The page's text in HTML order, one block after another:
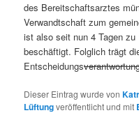
des Bereitschaftsarztes
Verwandtschaft zum
ist also seit nun 4 Tagen
beschäftigt. Folglich trägt
Entscheidungs
Dieser Eintrag wurde von
Lüftungveröffentlicht und mit